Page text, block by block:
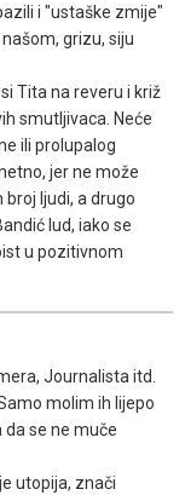
i "ustaške zmije"
grizu, siju
Tita na reveru i križ
smutljivaca. Neće
ili prolupalog
jer ne može
broj ljudi, a drugo
lud, iako se
u pozitivnom
Journalista itd.
molim ih lijepo
se ne muče
utopija, znači